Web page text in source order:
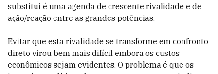
substitui é uma agenda de crescente rivalidade e de
ação/reação entre as grandes potências.
Evitar que esta rivalidade se transforme em confronto
direto virou bem mais difícil embora os custos
econômicos sejam evidentes. O problema é que os